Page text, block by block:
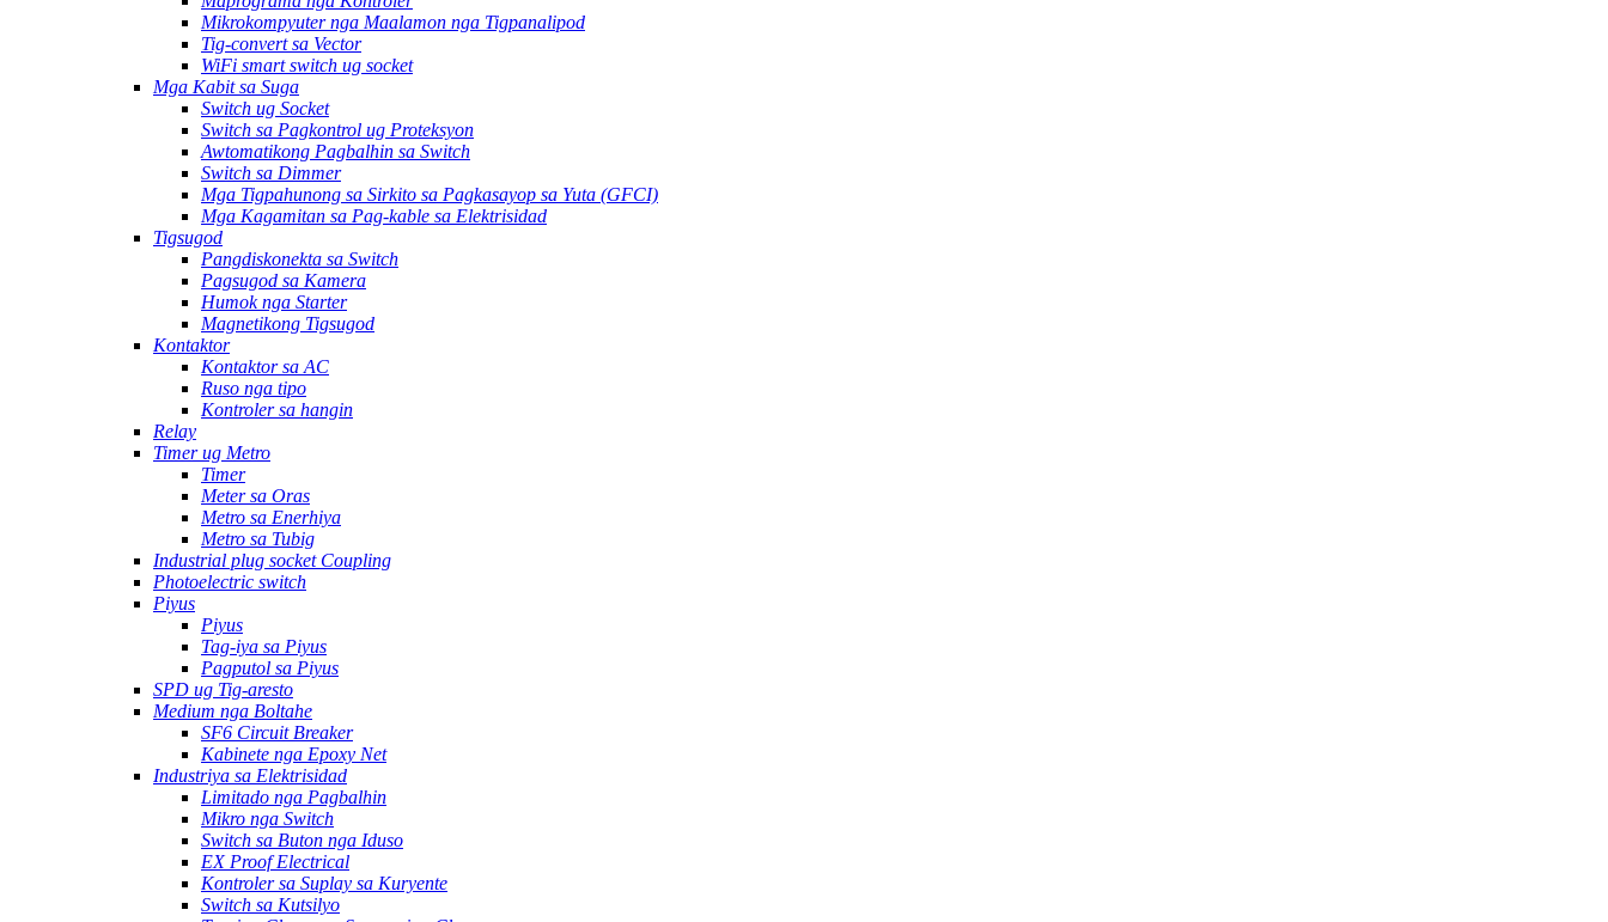
Mikrokompyuter nga Maalamon nga Tigpanalipod
Tig-convert sa Vector
WiFi smart switch ug socket
Mga Kabit sa Suga
Switch ug Socket
Switch sa Pagkontrol ug Proteksyon
Awtomatikong Pagbalhin sa Switch
Switch sa Dimmer
Mga Tigpahunong sa Sirkito sa Pagkasayop sa Yuta (GFCI)
Mga Kagamitan sa Pag-kable sa Elektrisidad
Tigsugod
Pangdiskonekta sa Switch
Pagsugod sa Kamera
Humok nga Starter
Magnetikong Tigsugod
Kontaktor
Kontaktor sa AC
Ruso nga tipo
Kontroler sa hangin
Relay
Timer ug Metro
Timer
Meter sa Oras
Metro sa Enerhiya
Metro sa Tubig
Industrial plug socket Coupling
Photoelectric switch
Piyus
Piyus
Tag-iya sa Piyus
Pagputol sa Piyus
SPD ug Tig-aresto
Medium nga Boltahe
SF6 Circuit Breaker
Kabinete nga Epoxy Net
Industriya sa Elektrisidad
Limitado nga Pagbalhin
Mikro nga Switch
Switch sa Buton nga Iduso
EX Proof Electrical
Kontroler sa Suplay sa Kuryente
Switch sa Kutsilyo